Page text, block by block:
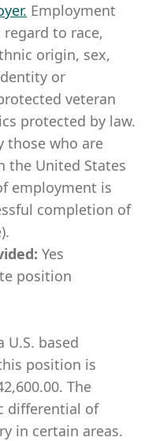
. Employment
to race,
origin, sex,
or
veteran
protected by law.
those who are
the United States
employment is
completion of
Yes
position
U.S. based
position is
The
differential of
in certain areas.